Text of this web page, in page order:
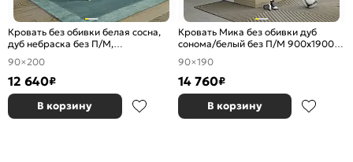
Кровать без обивки белая сосна,
дуб небраска без П/М,
ортопедическое основание
90×200
12 640₽
В корзину
Кровать Мика без обивки дуб
сонома/белый без П/М 900x1900,
изголовье жесткое
90×190
14 760₽
В корзину